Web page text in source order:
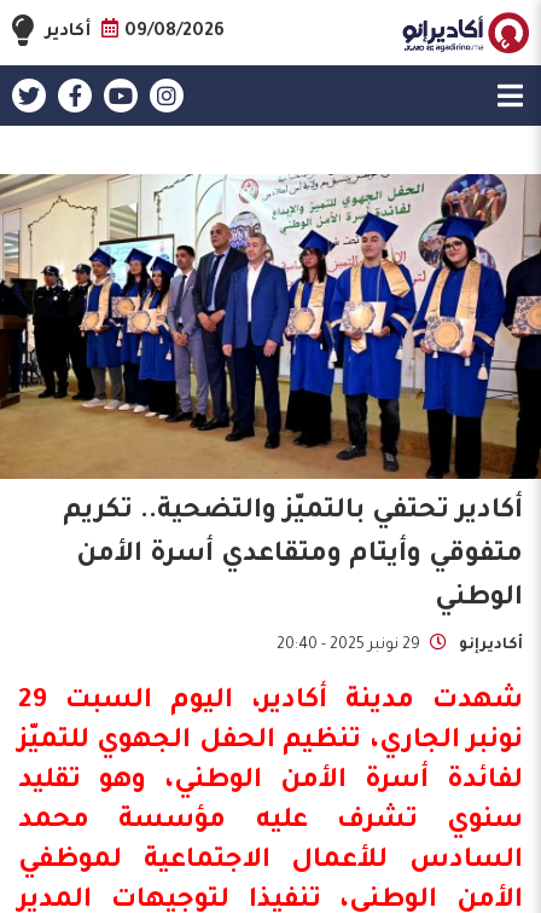
09/08/2026 أكادير
أكادير تحتفي بالتميّز والتضحية.. تكريم
متفوقي وأيتام ومتقاعدي أسرة الأمن
الوطني
أكاديرإنو 29 نونبر 2025 - 20:40
شهدت مدينة أكادير، اليوم السبت 29
نونبر الجاري، تنظيم الحفل الجهوي للتميّز
لفائدة أسرة الأمن الوطني، وهو تقليد
سنوي تشرف عليه مؤسسة محمد
السادس للأعمال الاجتماعية لموظفي
الأمن الوطني، تنفيذا لتوجيهات المدير